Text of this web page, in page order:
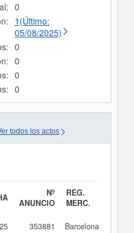
0
1(Último:
05/08/2025)
0
0
0
0
todos los actos
Nº
ANUNCIO
REG.
MERC.
353881 Barcelona